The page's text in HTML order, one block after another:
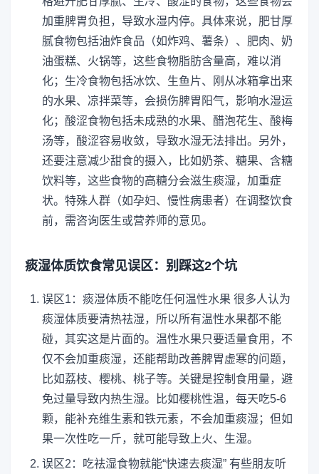
加重脾胃负担，导致水湿内停。具体来说，肥甘厚
腻食物包括油炸食品（如炸鸡、薯条）、肥肉、奶
油蛋糕、火锅等，这些食物脂肪含量高，难以消
化；生冷食物包括冰饮、生鱼片、刚从冰箱拿出来
的水果、凉拌菜等，会损伤脾胃阳气，影响水湿运
化；酸涩食物包括未成熟的水果、醋泡花生、酸梅
汤等，酸涩容易收敛，导致水湿无法排出。另外，
还要注意减少甜食的摄入，比如奶茶、糖果、含糖
饮料等，这些食物的高糖分会滋生痰湿，加重症
状。特殊人群（如孕妇、慢性病患者）在调整饮食
前，需咨询医生或营养师的意见。
痰湿体质饮食常见误区：别踩这2个坑
误区1：痰湿体质不能吃任何温性水果 很多人认为
痰湿体质要清热祛湿，所以所有温性水果都不能
碰，其实这是片面的。温性水果只要适量食用，不
仅不会加重痰湿，还能帮助改善脾胃虚寒的问题，
比如荔枝、樱桃、桃子等。关键是控制食用量，避
免过量导致内热生湿。比如樱桃性温，每天吃5-6
颗，能补充维生素和铁元素，不会加重痰湿；但如
果一次性吃一斤，就可能导致上火、生湿。
误区2：吃祛湿食物就能“快速去痰湿” 有些朋友听